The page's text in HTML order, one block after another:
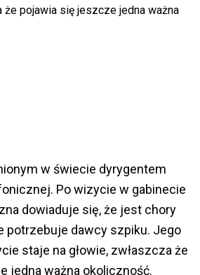
że pojawia się jeszcze jedna ważna
w świecie dyrygentem
Po wizycie w gabinecie
dowiaduje się, że jest chory
potrzebuje dawcy szpiku. Jego
staje na głowie, zwłaszcza że
jedna ważna okoliczność.